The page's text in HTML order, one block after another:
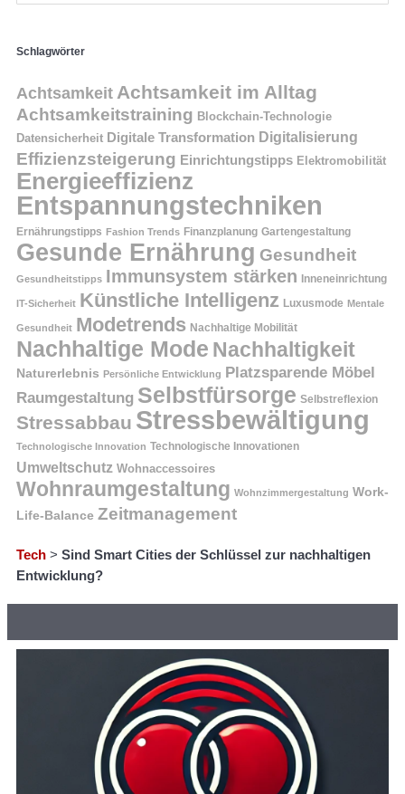
Schlagwörter
Achtsamkeit Achtsamkeit im Alltag
Achtsamkeitstraining Blockchain-Technologie
Datensicherheit Digitale Transformation Digitalisierung
Effizienzsteigerung Einrichtungstipps Elektromobilität
Energieeffizienz
Entspannungstechniken
Ernährungstipps Fashion Trends Finanzplanung Gartengestaltung
Gesunde Ernährung Gesundheit
Gesundheitstipps Immunsystem stärken Inneneinrichtung
IT-Sicherheit Künstliche Intelligenz Luxusmode Mentale
Gesundheit Modetrends Nachhaltige Mobilität
Nachhaltige Mode Nachhaltigkeit
Naturerlebnis Persönliche Entwicklung Platzsparende Möbel
Raumgestaltung Selbstfürsorge Selbstreflexion
Stressabbau Stressbewältigung
Technologische Innovation Technologische Innovationen
Umweltschutz Wohnaccessoires
Wohnraumgestaltung Wohnzimmergestaltung Work-
Life-Balance Zeitmanagement
Tech > Sind Smart Cities der Schlüssel zur nachhaltigen
Entwicklung?